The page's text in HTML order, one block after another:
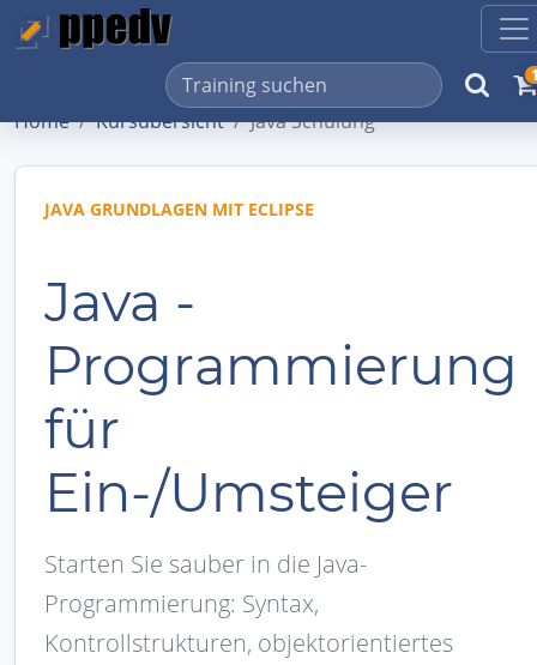
Home Kursübersicht Java Schulung
JAVA GRUNDLAGEN MIT ECLIPSE
Java -
Programmierung
für
Ein-/Umsteiger
Starten Sie sauber in die Java-
Programmierung: Syntax,
Kontrollstrukturen, objektorientiertes